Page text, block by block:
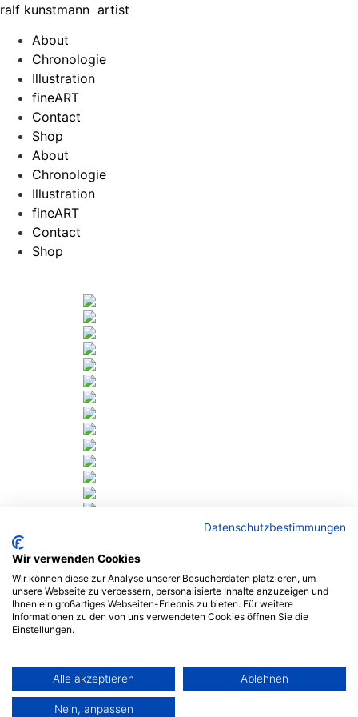
Zum
springen
ralf kunstmann artist
About
Chronologie
Illustration
fineART
Contact
Shop
About
Chronologie
Illustration
fineART
Contact
Shop
Realisiert von sw-multimedia | Nbg.
Social-Media
Impressum
Social-Media
Impressum
Datenschutzbestimmungen
Wir verwenden Cookies
Wir können diese zur Analyse unserer Besucherdaten platzieren, um
unsere Webseite zu verbessern, personalisierte Inhalte anzuzeigen und
Ihnen ein großartiges Webseiten-Erlebnis zu bieten. Für weitere
Informationen zu den von uns verwendeten Cookies öffnen Sie die
Einstellungen.
Alle akzeptieren Ablehnen
Nein, anpassen